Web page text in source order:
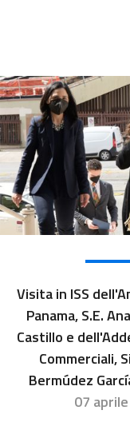
Visita in ISS
Panama, S.E.
Castillo e
Commerciali,
Bermúdez
07